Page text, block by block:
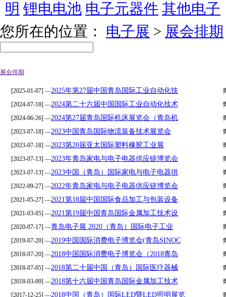
明 锂电电池 电子元器件 其他电子
您所在的位置： 电子展 > 展会排期
展会排期
[2025-01-07] —2025年第27届中国青岛国际工业自动化技
[2024-07-18] —2024第二十六届中国国际工业自动化技术
[2024-06-26] —2024第27届青岛国际机床展览会（青岛机
[2023-07-18] —2023中国青岛国际物流装备技术展览会
[2023-07-18] —2023第20届亚太国际塑料橡胶工业展
[2023-07-13] —2023年青岛家电与电子电器供应链博览会
[2023-07-13] —2023中国（青岛）国际家电与电子电器供
[2022-09-27] —2022年青岛家电与电子电器供应链博览会
[2021-05-27] —2021第18届中国国际食品加工与包装设备
[2021-03-05] —2021第19届中国青岛国际金属加工技术设
[2020-07-17] —青岛电子展 2020（青岛）国际电子工业
[2019-07-20] —2019中国国际消费电子博览会(青岛SINOC
[2018-07-20] —2018中国国际消费电子博览会（2018青岛
[2018-07-05] —2018第二十届中国（青岛）国际医疗器械
[2018-03-09] —2018第十六届中国青岛国际金属加工技术
[2017-12-25] —2018中国（青岛）国际LED暨LED照明展览